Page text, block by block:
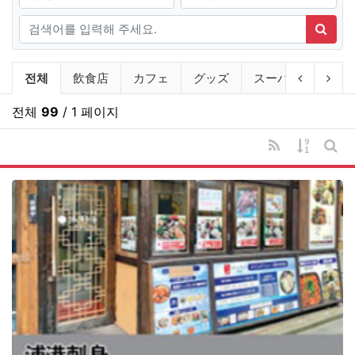
검색어
검색
상인회회원 점포안내 분류 목록
전체 飲食店 カフェ グッズ スーパー コス
이전 분류
다
전체 99 / 1 페이지
RSS
게시물
게